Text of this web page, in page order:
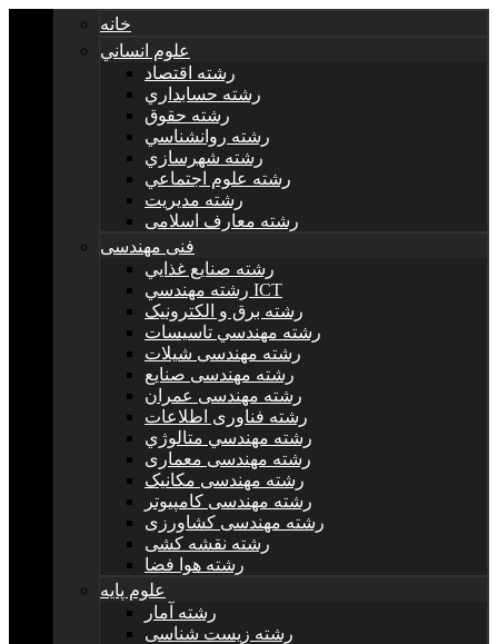
خانه
علوم انساني
رشته اقتصاد
رشته حسابداري
رشته حقوق
رشته روانشناسي
رشته شهرسازي
رشته علوم اجتماعي
رشته مديريت
رشته معارف اسلامی
فنی مهندسی
رشته صنايع غذايي
رشته مهندسي ICT
رشته برق و الکترونيک
رشته مهندسي تاسيسات
رشته مهندسی شیلات
رشته مهندسی صنایع
رشته مهندسی عمران
رشته فناوری اطلاعات
رشته مهندسي متالوژي
رشته مهندسی معماری
رشته مهندسی مکانیک
رشته مهندسی کامپیوتر
رشته مهندسی کشاورزی
رشته نقشه کشی
رشته هوا فضا
علوم پایه
رشته آمار
رشته زیست شناسی